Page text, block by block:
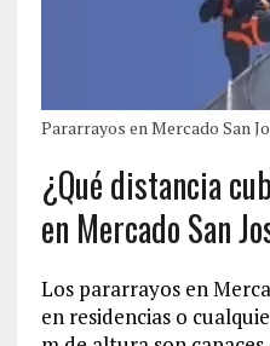
Pararrayos en Mercado San
¿Qué distancia
en Mercado San
Los pararrayos en
en residencias o